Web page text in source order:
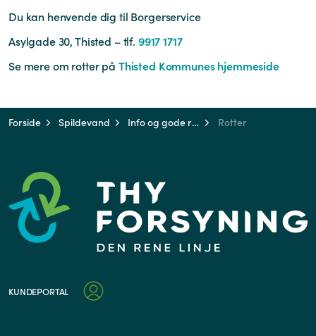
Du kan henvende dig til Borgerservice
Asylgade 30, Thisted – tlf. 9917 1717
Se mere om rotter på Thisted Kommunes hjemmeside
Forside Spildevand Info og gode råd Rotter
KUNDEPORTAL